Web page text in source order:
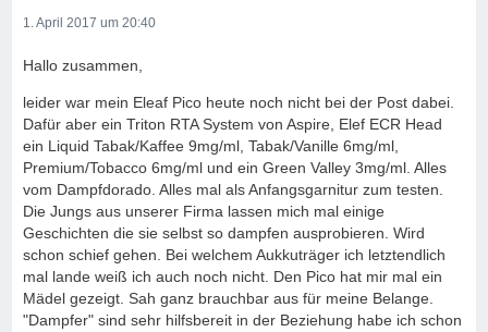
1. April 2017 um 20:40
Hallo zusammen,
leider war mein Eleaf Pico heute noch nicht bei der Post dabei.
Dafür aber ein Triton RTA System von Aspire, Elef ECR Head
ein Liquid Tabak/Kaffee 9mg/ml, Tabak/Vanille 6mg/ml,
Premium/Tobacco 6mg/ml und ein Green Valley 3mg/ml. Alles
vom Dampfdorado. Alles mal als Anfangsgarnitur zum testen.
Die Jungs aus unserer Firma lassen mich mal einige
Geschichten die sie selbst so dampfen ausprobieren. Wird
schon schief gehen. Bei welchem Aukkuträger ich letztendlich
mal lande weiß ich auch noch nicht. Den Pico hat mir mal ein
Mädel gezeigt. Sah ganz brauchbar aus für meine Belange.
"Dampfer" sind sehr hilfsbereit in der Beziehung habe ich schon